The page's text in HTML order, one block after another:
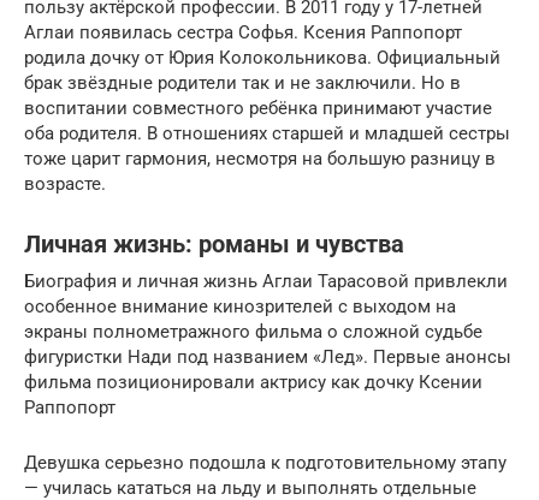
пользу актёрской профессии. В 2011 году у 17-летней
Аглаи появилась сестра Софья. Ксения Раппопорт
родила дочку от Юрия Колокольникова. Официальный
брак звёздные родители так и не заключили. Но в
воспитании совместного ребёнка принимают участие
оба родителя. В отношениях старшей и младшей сестры
тоже царит гармония, несмотря на большую разницу в
возрасте.
Личная жизнь: романы и чувства
Биография и личная жизнь Аглаи Тарасовой привлекли
особенное внимание кинозрителей с выходом на
экраны полнометражного фильма о сложной судьбе
фигуристки Нади под названием «Лед». Первые анонсы
фильма позиционировали актрису как дочку Ксении
Раппопорт
Девушка серьезно подошла к подготовительному этапу
— училась кататься на льду и выполнять отдельные